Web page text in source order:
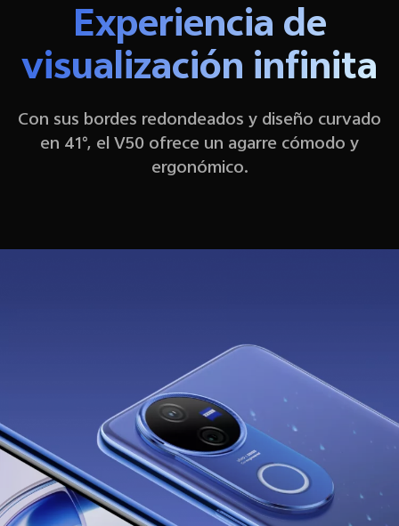
Experiencia de
visualización infinita
Con sus bordes redondeados y diseño curvado
en 41°, el V50 ofrece un agarre cómodo y
ergonómico.